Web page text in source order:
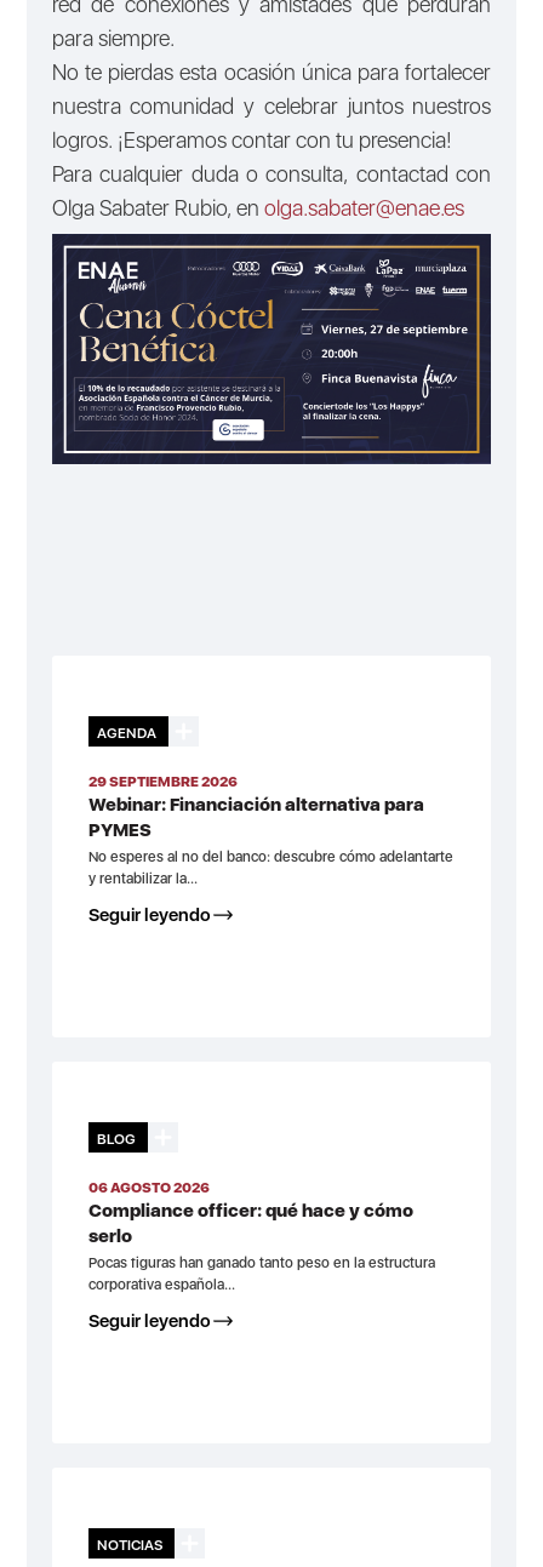
para siempre.
No te pierdas esta ocasión única para fortalecer
nuestra comunidad y celebrar juntos nuestros
logros. ¡Esperamos contar con tu presencia!
Para cualquier duda o consulta, contactad con
Olga Sabater Rubio, en olga.sabater@enae.es
AGENDA
29 SEPTIEMBRE 2026
Webinar: Financiación alternativa para
PYMES
No esperes al no del banco: descubre cómo adelantarte
y rentabilizar la...
Seguir leyendo
BLOG
06 AGOSTO 2026
Compliance officer: qué hace y cómo
serlo
Pocas figuras han ganado tanto peso en la estructura
corporativa española...
Seguir leyendo
NOTICIAS